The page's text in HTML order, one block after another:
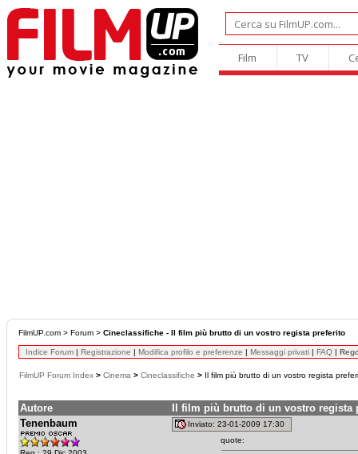
Film TV
FilmUP.com > Forum > Cineclassifiche - Il film più brutto di un vostro regista preferito
Indice Forum | Registrazione | Modifica profilo e preferenze | Messaggi privati | FAQ |
FilmUP Forum Index > Cinema > Cineclassifiche > Il film più brutto di un vostro regista
Autore
Il film più brutto di un vostro regista
Tenenbaum
Inviato: 23-01-2009 17:30
quote: